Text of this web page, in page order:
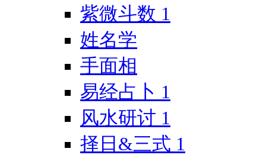
紫微斗数 1
姓名学
手面相
易经占卜 1
风水研讨 1
择日&三式 1